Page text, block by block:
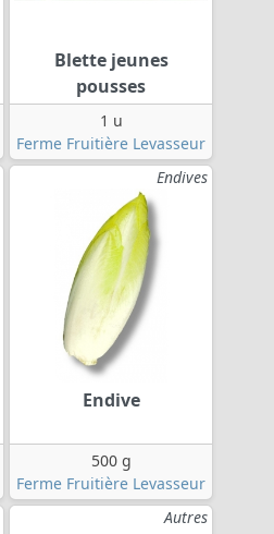
Blette jeunes
pousses
1 u
Ferme Fruitière Levasseur
Endives
Endive
500 g
Ferme Fruitière Levasseur
Autres